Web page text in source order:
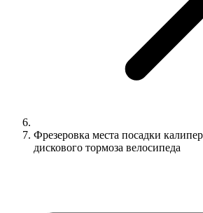
Фрезеровка места посадки
дискового тормоза велосипеда